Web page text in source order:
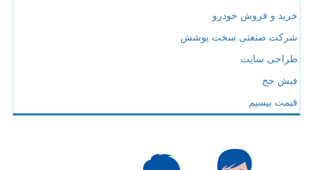
خرید و فروش خودرو
شرکت صنعتی سخت پوشش
طراحی سایت
فیش حج
قیمت بیسیم